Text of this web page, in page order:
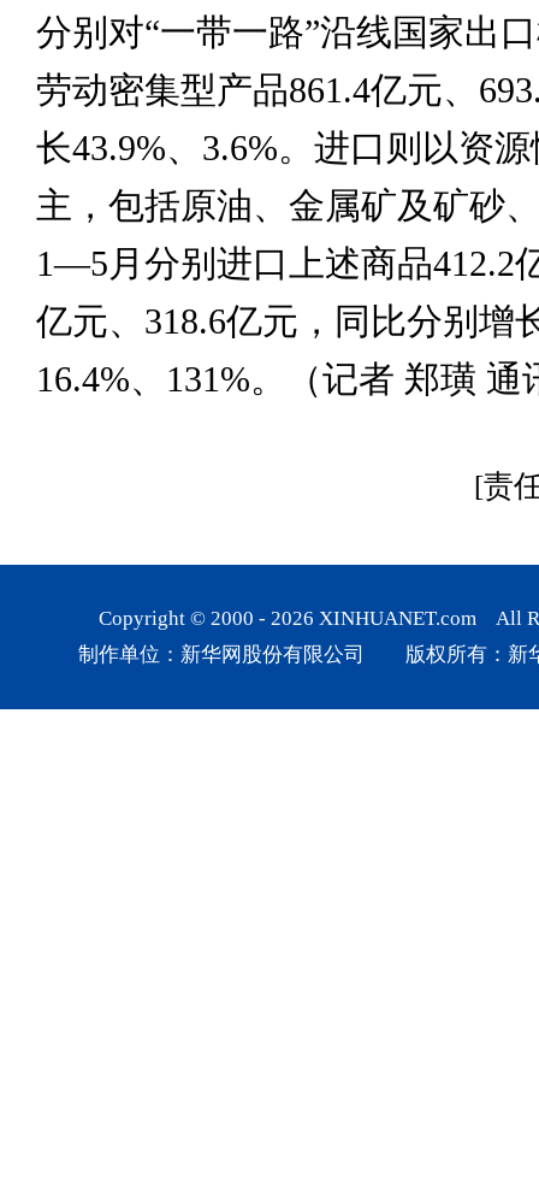
分别对“一带一路”沿线国家出
劳动密集型产品861.4亿元、
长43.9%、3.6%。进口则以资
主，包括原油、金属矿及矿砂
1—5月分别进口上述商品412.2
亿元、318.6亿元，同比分别增
16.4%、131%。（记者 郑璜 通
[责
Copyright © 2000 - 2026 XINHUANET.com All
制作单位：新华网股份有限公司 版权所有：新